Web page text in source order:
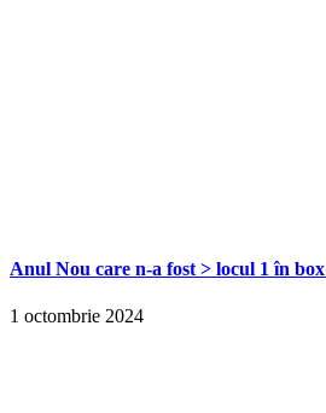
Anul Nou care n-a fost > locul 1 în
1 octombrie 2024